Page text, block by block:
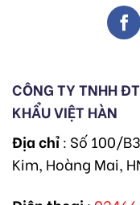
CÔNG TY TNHH
KHẨU VIỆT HÀN
Địa chỉ: Số 100/
Kim, Hoàng Mai,